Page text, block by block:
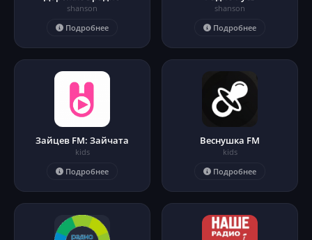
shanson
Подробнее
shanson
Подробнее
Зайцев FM: Зайчата
kids
Подробнее
Веснушка FM
kids
Подробнее